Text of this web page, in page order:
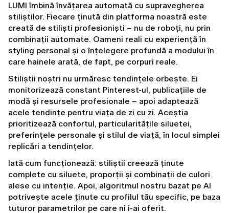
LUMI îmbină învățarea automată cu supravegherea
stiliștilor. Fiecare ținută din platforma noastră este
creată de stiliști profesioniști – nu de roboți, nu prin
combinații automate. Oameni reali cu experiență în
styling personal și o înțelegere profundă a modului în
care hainele arată, de fapt, pe corpuri reale.
Stiliștii noștri nu urmăresc tendințele orbește. Ei
monitorizează constant Pinterest-ul, publicațiile de
modă și resursele profesionale – apoi adaptează
acele tendințe pentru viața de zi cu zi. Aceștia
prioritizează confortul, particularitățile siluetei,
preferințele personale și stilul de viață, în locul simplei
replicări a tendințelor.
Iată cum funcționează: stiliștii creează ținute
complete cu siluete, proporții și combinații de culori
alese cu intenție. Apoi, algoritmul nostru bazat pe AI
potrivește acele ținute cu profilul tău specific, pe baza
tuturor parametrilor pe care ni i-ai oferit.